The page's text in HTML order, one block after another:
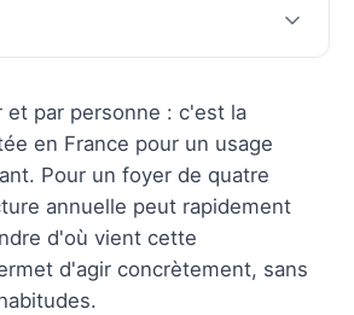
la consommation d'eau
la consommation d'eau
et économique
pour économiser
et par personne : c'est la
en France pour un usage
Pour un foyer de quatre
annuelle peut rapidement
d'où vient cette
d'agir concrètement, sans